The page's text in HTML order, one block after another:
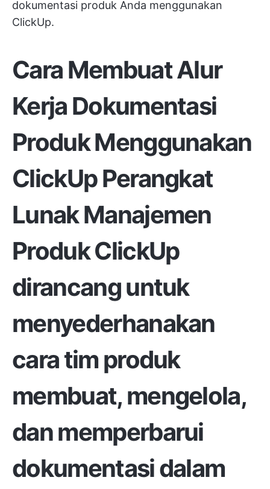
dokumentasi produk Anda menggunakan
ClickUp.
Cara Membuat Alur
Kerja Dokumentasi
Produk Menggunakan
ClickUpPerangkat
Lunak Manajemen
Produk ClickUp
dirancang untuk
menyederhanakan
cara tim produk
membuat, mengelola,
dan memperbarui
dokumentasi dalam